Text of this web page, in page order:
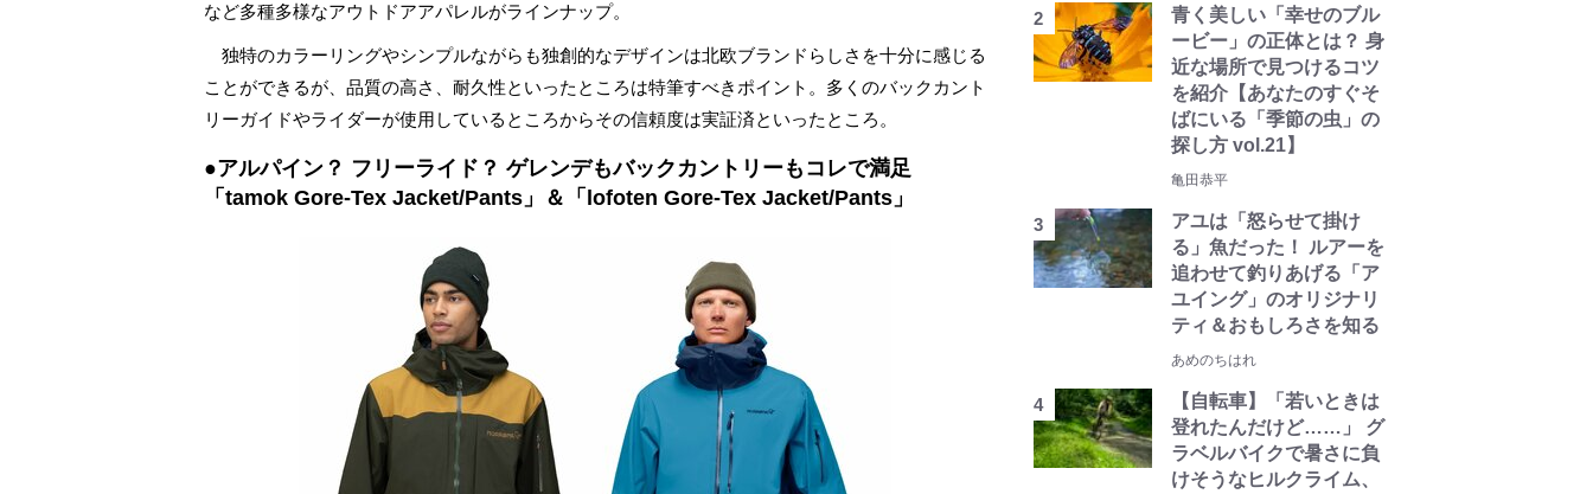
など多種多様なアウトドアアパレルがラインナップ。
独特のカラーリングやシンプルながらも独創的なデザインは北欧ブランドらしさを十分に感じる
ことができるが、品質の高さ、耐久性といったところは特筆すべきポイント。多くのバックカント
リーガイドやライダーが使用しているところからその信頼度は実証済といったところ。
●アルパイン？ フリーライド？ ゲレンデもバックカントリーもコレで満足
「tamok Gore-Tex Jacket/Pants」＆「lofoten Gore-Tex Jacket/Pants」
青く美しい「幸せのブル
ービー」の正体とは？ 身
近な場所で見つけるコツ
を紹介【あなたのすぐそ
ばにいる「季節の虫」の
探し方 vol.21】
亀田恭平
アユは「怒らせて掛け
る」魚だった！ ルアーを
追わせて釣りあげる「ア
ユイング」のオリジナリ
ティ＆おもしろさを知る
あめのちはれ
【自転車】「若いときは
登れたんだけど……」 グ
ラベルバイクで暑さに負
けそうなヒルクライム、